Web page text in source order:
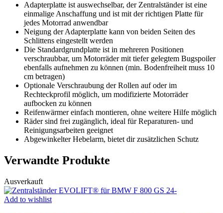
Adapterplatte ist auswechselbar, der Zentralständer ist eine
einmalige Anschaffung und ist mit der richtigen Platte für
jedes Motorrad anwendbar
Neigung der Adapterplatte kann von beiden Seiten des
Schlittens eingestellt werden
Die Standardgrundplatte ist in mehreren Positionen
verschraubbar, um Motorräder mit tiefer gelegtem Bugspoiler
ebenfalls aufnehmen zu können (min. Bodenfreiheit muss 10
cm betragen)
Optionale Verschraubung der Rollen auf oder im
Rechteckprofil möglich, um modifizierte Motorräder
aufbocken zu können
Reifenwärmer einfach montieren, ohne weitere Hilfe möglich
Räder sind frei zugänglich, ideal für Reparaturen- und
Reinigungsarbeiten geeignet
Abgewinkelter Hebelarm, bietet dir zusätzlichen Schutz
Verwandte Produkte
Ausverkauft
Add to wishlist